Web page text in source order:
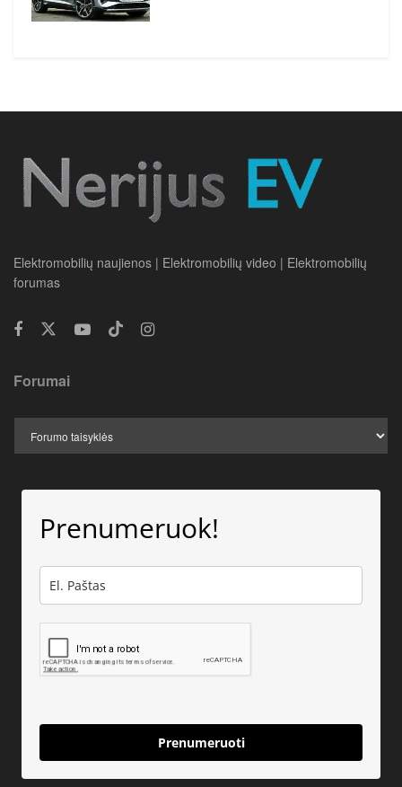
Elektromobilių naujienos | Elektromobilių video | Elektromobilių
forumas
Forumai
Prenumeruok!
Prenumeruoti